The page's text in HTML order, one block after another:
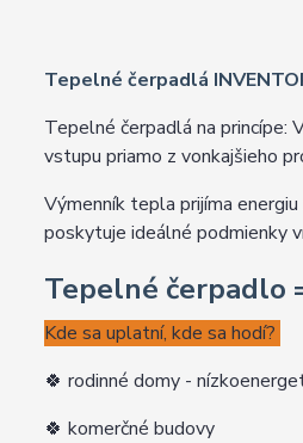
Tepelné čerpadlá
Tepelné čerpadlá na princípe:
vstupu priamo z vonkajšieho
Výmenník tepla prijíma
poskytuje ideálné podmienky
Tepelné čerpadlo
Kde sa uplatní, kde sa hodí?
🍀 rodinné domy -
🍀 komerčné budovy